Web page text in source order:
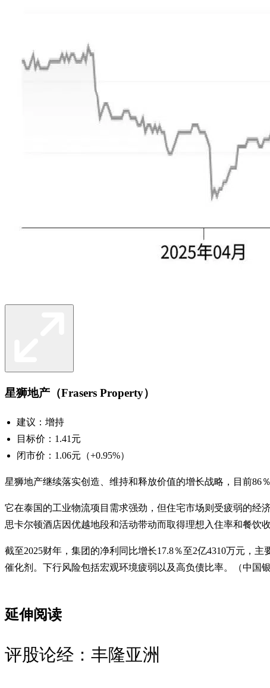
星狮地产（Frasers Property）
建议：增持
目标价：1.41元
闭市价：1.06元（+0.95%）
星狮地产继续落实创造、维持和释放价值的增长战略，目前86
它在泰国的工业物流项目需求强劲，但住宅市场则受疲弱的经
思卡尔顿酒店因优越地段和活动带动而取得理想入住率和餐饮收
截至2025财年，集团的净利同比增长17.8％至2亿4310万元，
催化剂。下行风险包括宏观环境疲弱以及高负债比率。（中国银
延伸阅读
评股论经：丰隆亚洲